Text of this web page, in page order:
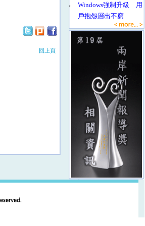
回上頁
‧
Windows強制升級 用
戶抱怨層出不窮